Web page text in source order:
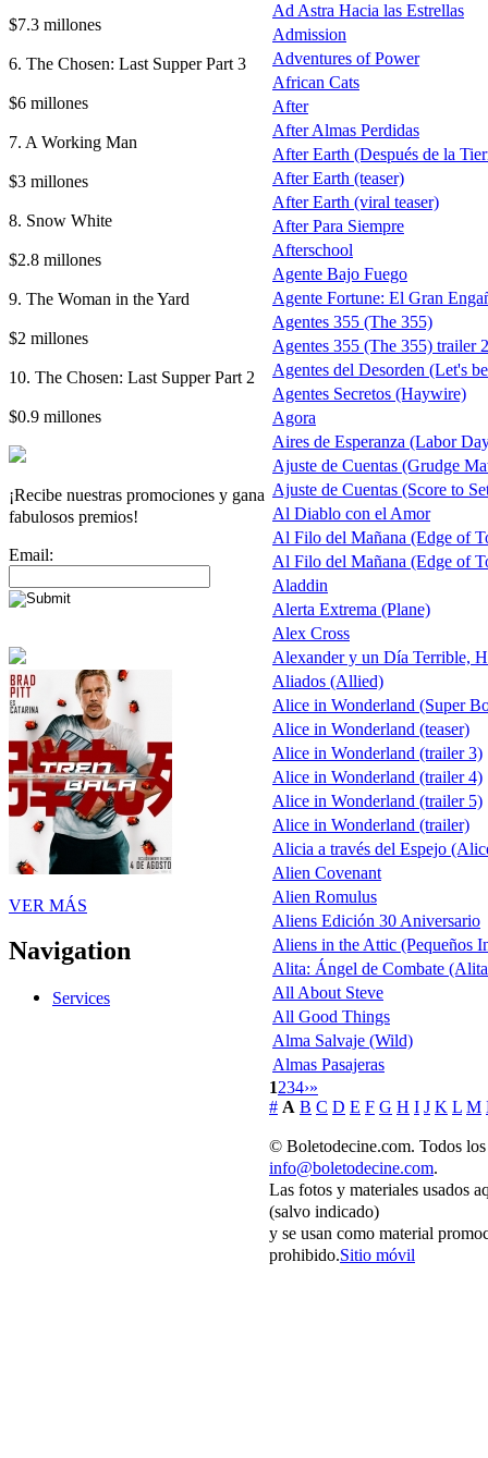
$7.3 millones
6. The Chosen: Last Supper Part 3
$6 millones
7. A Working Man
$3 millones
8. Snow White
$2.8 millones
9. The Woman in the Yard
$2 millones
10. The Chosen: Last Supper Part 2
$0.9 millones
¡Recibe nuestras promociones y gana
fabulosos premios!
Email:
VER MÁS
Navigation
Services
Ad Astra Hacia las Estrellas
Admission
Adventures of Power
African Cats
After
After Almas Perdidas
After Earth (Después de la
After Earth (teaser)
After Earth (viral teaser)
After Para Siempre
Afterschool
Agente Bajo Fuego
Agente Fortune: El Gran
Agentes 355 (The 355)
Agentes 355 (The 355) trailer 2
Agentes del Desorden (Let's
Agentes Secretos (Haywire)
Agora
Aires de Esperanza (Labor
Ajuste de Cuentas (Grudge
Ajuste de Cuentas (Score to
Al Diablo con el Amor
Al Filo del Mañana (Edge of
Al Filo del Mañana (Edge of
Aladdin
Alerta Extrema (Plane)
Alex Cross
Alexander y un Día Terrible,
Aliados (Allied)
Alice in Wonderland (Super
Alice in Wonderland (teaser)
Alice in Wonderland (trailer 3)
Alice in Wonderland (trailer 4)
Alice in Wonderland (trailer 5)
Alice in Wonderland (trailer)
Alicia a través del Espejo
Alien Covenant
Alien Romulus
Aliens Edición 30 Aniversario
Aliens in the Attic (Pequeños
Alita: Ángel de Combate
All About Steve
All Good Things
Alma Salvaje (Wild)
Almas Pasajeras
1234›»
# A B C D E F G H I J K L M
© Boletodecine.com. Todos los
info@boletodecine.com.
Las fotos y materiales usados
(salvo indicado)
y se usan como material
prohibido.Sitio móvil